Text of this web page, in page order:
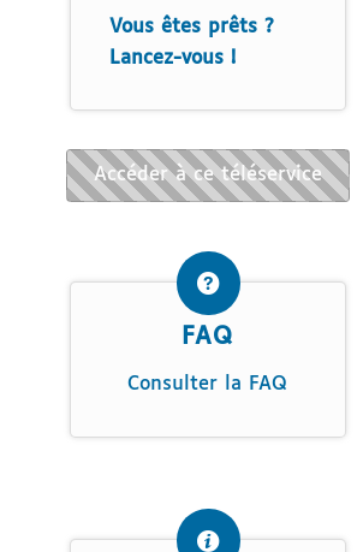
Vous êtes prêts ?
Lancez-vous !
Fermée depuis le 22/01/2026
Accéder à ce téléservice
FAQ
Consulter la FAQ